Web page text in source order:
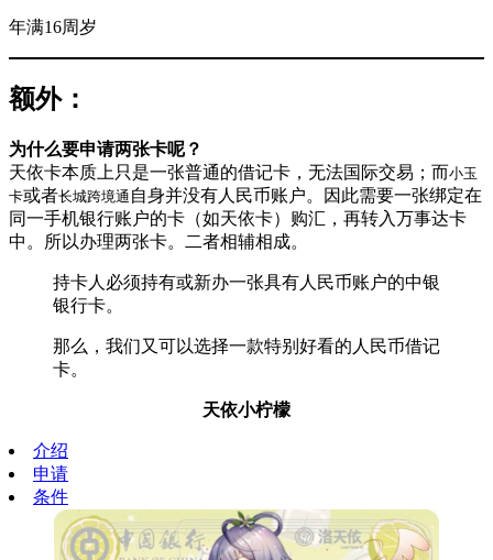
年满16周岁
额外：
为什么要申请两张卡呢？
天依卡本质上只是一张普通的借记卡，无法国际交易；而小玉
卡或者长城跨境通 自身并没有人民币账户。因此需要一张绑定在
同一手机银行账户的卡（如天依卡）购汇，再转入万事达卡
中。所以办理两张卡。二者相辅相成。
持卡人必须持有或新办一张具有人民币账户的中银
银行卡。
那么，我们又可以选择一款特别好看的人民币借记
卡。
天依小柠檬
介绍
申请
条件